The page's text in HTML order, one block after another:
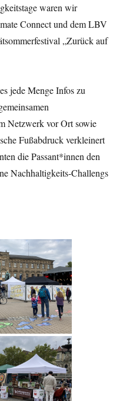
waren wir
Connect und dem LBV
„Zurück auf
jede Menge Infos zu
Netzwerk vor Ort sowie
Fußabdruck verkleinert
die Passant*innen den
Nachhaltigkeits-Challengs